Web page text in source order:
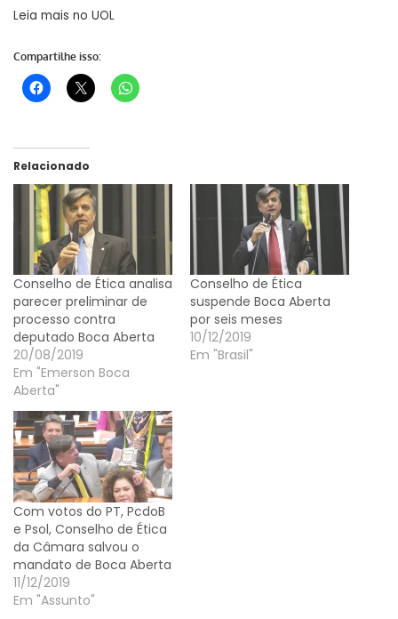
Leia mais no UOL
Compartilhe isso:
Relacionado
Conselho de Ética analisa
parecer preliminar de
processo contra
deputado Boca Aberta
20/08/2019
Em "Emerson Boca
Aberta"
Conselho de Ética
suspende Boca Aberta
por seis meses
10/12/2019
Em "Brasil"
Com votos do PT, PcdoB
e Psol, Conselho de Ética
da Câmara salvou o
mandato de Boca Aberta
11/12/2019
Em "Assunto"